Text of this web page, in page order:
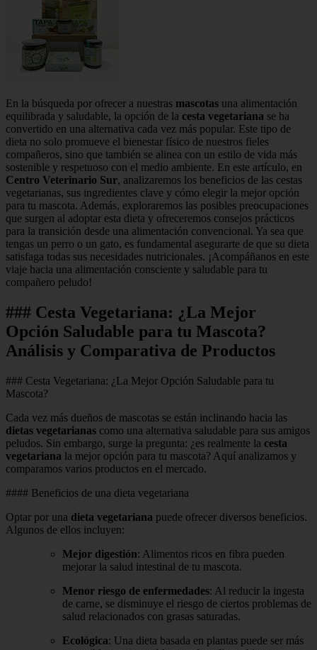
En la búsqueda por ofrecer a nuestras mascotas una alimentación
equilibrada y saludable, la opción de la cesta vegetariana se ha
convertido en una alternativa cada vez más popular. Este tipo de
dieta no solo promueve el bienestar físico de nuestros fieles
compañeros, sino que también se alinea con un estilo de vida más
sostenible y respetuoso con el medio ambiente. En este artículo, en
Centro Veterinario Sur, analizaremos los beneficios de las cestas
vegetarianas, sus ingredientes clave y cómo elegir la mejor opción
para tu mascota. Además, exploraremos las posibles preocupaciones
que surgen al adoptar esta dieta y ofreceremos consejos prácticos
para la transición desde una alimentación convencional. Ya sea que
tengas un perro o un gato, es fundamental asegurarte de que su dieta
satisfaga todas sus necesidades nutricionales. ¡Acompáñanos en este
viaje hacia una alimentación consciente y saludable para tu
compañero peludo!
### Cesta Vegetariana: ¿La Mejor
Opción Saludable para tu Mascota?
Análisis y Comparativa de Productos
### Cesta Vegetariana: ¿La Mejor Opción Saludable para tu
Mascota?
Cada vez más dueños de mascotas se están inclinando hacia las
dietas vegetarianas como una alternativa saludable para sus amigos
peludos. Sin embargo, surge la pregunta: ¿es realmente la cesta
vegetariana la mejor opción para tu mascota? Aquí analizamos y
comparamos varios productos en el mercado.
#### Beneficios de una dieta vegetariana
Optar por una dieta vegetariana puede ofrecer diversos beneficios.
Algunos de ellos incluyen:
Mejor digestión: Alimentos ricos en fibra pueden
mejorar la salud intestinal de tu mascota.
Menor riesgo de enfermedades: Al reducir la ingesta
de carne, se disminuye el riesgo de ciertos problemas de
salud relacionados con grasas saturadas.
Ecológica: Una dieta basada en plantas puede ser más